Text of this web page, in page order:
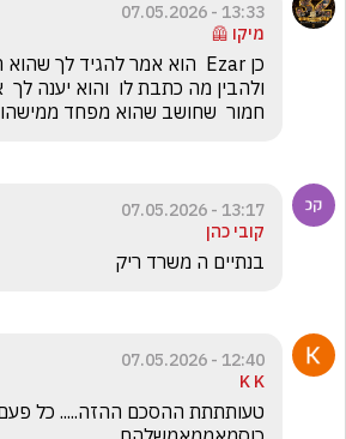
13:33 - 07.05.2026
מיקו 🦺
חמור  שחושב שהוא מפחד ממישהו
13:17 - 07.05.2026
קובי כהן
בנתיים ה משרד ריק
12:40 - 07.05.2026
K K